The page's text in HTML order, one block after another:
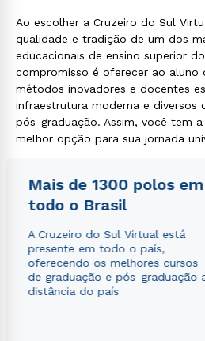
Ao escolher a Cruzeiro do Sul
qualidade e tradição de um dos
educacionais de ensino superior
compromisso é oferecer ao aluno
métodos inovadores e docentes
infraestrutura moderna e diversos
pós-graduação. Assim, você tem
melhor opção para sua jornada
Mais de 1300 polos em
todo o Brasil
A Cruzeiro do Sul Virtual está
presente em todo o país,
oferecendo os melhores cursos
de graduação e pós-graduação
distância do país
Rápido e fácil
WhatsApp
ou